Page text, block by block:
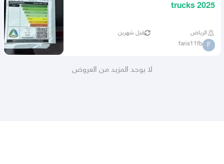
trucks 2025
الرياض قبل شهرين
F
faris11fb
لا يوجد المزيد من العروض